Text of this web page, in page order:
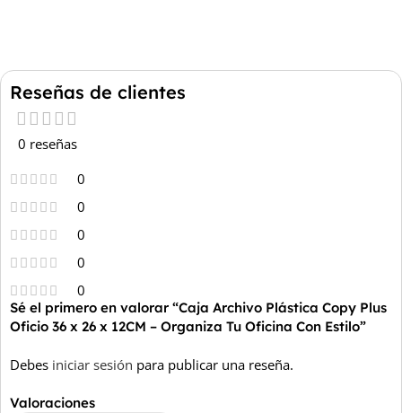
Reseñas de clientes
0 reseñas
0
0
0
0
0
Valoraciones
Sé el primero en valorar “Caja Archivo Plástica Copy Plus
Oficio 36 x 26 x 12CM – Organiza Tu Oficina Con Estilo”
Debes iniciar sesión para publicar una reseña.